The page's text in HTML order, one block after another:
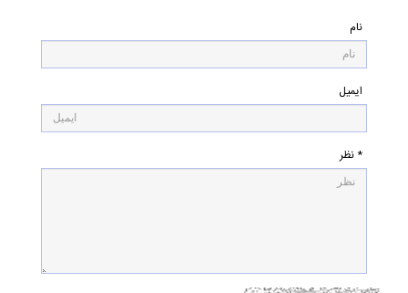
نام
ایمیل
* نظر